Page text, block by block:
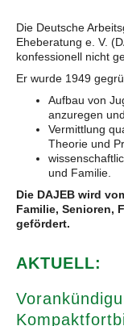
Die Deutsche
Eheberatung e. V.
konfessionell nicht
Er wurde 1949
Aufbau von
anzuregen
Vermittlung
Theorie und
und Familie.
Die DAJEB wird
Familie, Senioren,
gefördert.
AKTUELL: